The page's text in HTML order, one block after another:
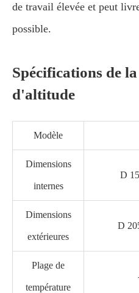
de travail élevée et peut
possible.
Spécifications de
d'altitude
Modèle
Dimensions
internes
D
Dimensions
extérieures
D
Plage de
température